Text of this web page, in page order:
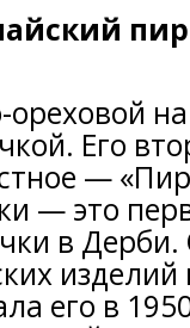
Его
—
— это
в
его в